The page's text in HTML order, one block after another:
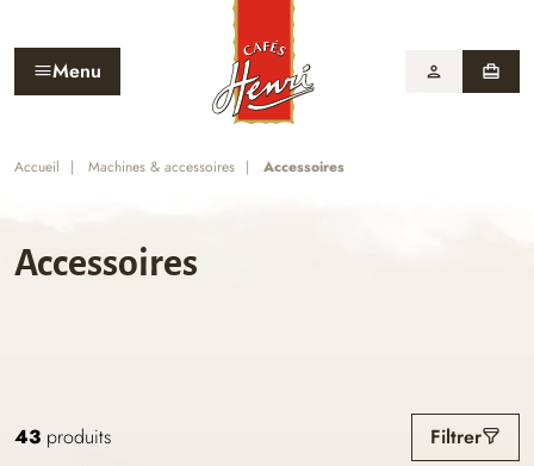
Menu person card_travel
Accueil Machines & accessoires Accessoires
Accessoires
43 produits Filtrer